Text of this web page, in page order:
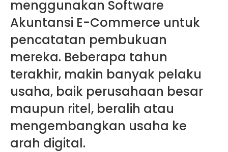
menggunakan Software
Akuntansi E-Commerce untuk
pencatatan pembukuan
mereka. Beberapa tahun
terakhir, makin banyak pelaku
usaha, baik perusahaan besar
maupun ritel, beralih atau
mengembangkan usaha ke
arah digital.